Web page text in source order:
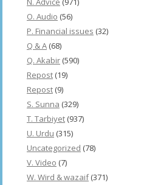
O. Audio (56)
P. Financial issues (32)
Q & A (68)
Q. Akabir (590)
Repost (19)
Repost (9)
S. Sunna (329)
T. Tarbiyet (937)
U. Urdu (315)
Uncategorized (78)
V. Video (7)
W. Wird & wazaif(371)